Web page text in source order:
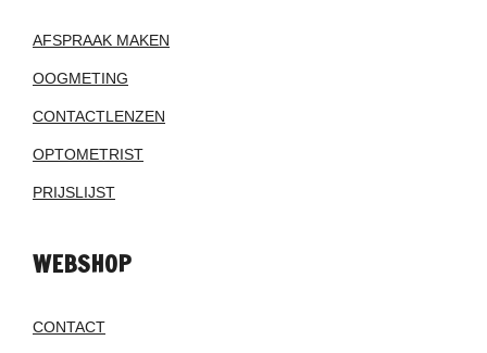
AFSPRAAK MAKEN
OOGMETING
CONTACTLENZEN
OPTOMETRIST
PRIJSLIJST
WEBSHOP
CONTACT